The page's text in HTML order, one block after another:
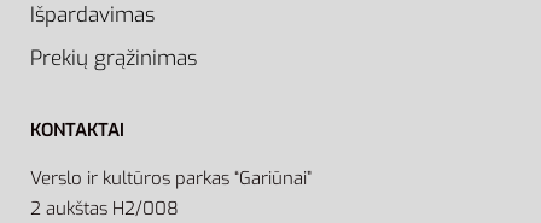
Išpardavimas
Prekių grąžinimas
KONTAKTAI
Verslo ir kultūros parkas “Gariūnai”
2 aukštas H2/008